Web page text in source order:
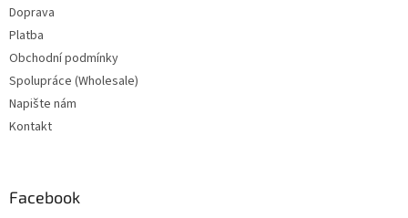
Doprava
Platba
Obchodní podmínky
Spolupráce (Wholesale)
Napište nám
Kontakt
Facebook